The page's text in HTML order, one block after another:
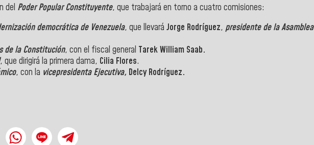
del Poder Popular Constituyente, que trabajará en torno a cuatro comisiones:
democrática de Venezuela, que llevará Jorge Rodríguez, presidente de la Asamblea
de la Constitución, con el fiscal general Tarek William Saab.
, que dirigirá la primera dama, Cilia Flores.
, con la vicepresidenta Ejecutiva, Delcy Rodríguez.